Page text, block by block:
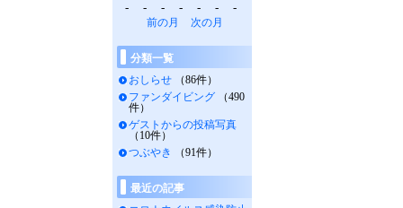
-
- - - - - -
前の月 次の月
分類一覧
おしらせ （86件）
ファンダイビング （490
件）
ゲストからの投稿写真
（10件）
つぶやき
（91件）
最近の記事